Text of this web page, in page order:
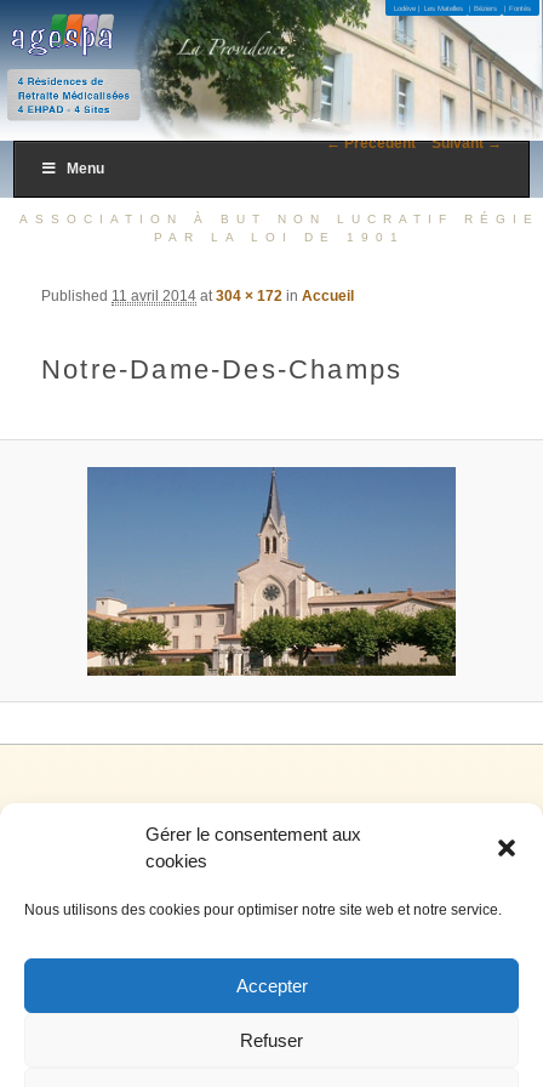
Gérer le consentement aux
cookies
Nous utilisons des cookies pour optimiser notre site web et notre service.
Accepter
Refuser
AGESPA
4 Résidences de Retraite Médicalisées 4 EHPAD – 4 Sites Lodève | Les Matelles | Béziers | Fontès
Menu
ASSOCIATION À BUT NON LUCRATIF RÉGIE
PAR LA LOI DE 1901
← Précédent Suivant →
Notre-Dame-Des-Champs
Published 11 avril 2014 at304 × 172 inAccueil
Nous contacter par e-mail